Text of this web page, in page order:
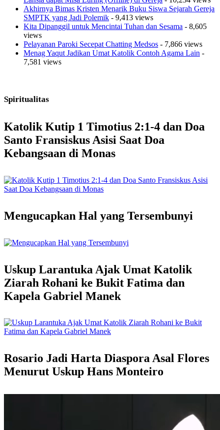
Akhirnya Bimas Kristen Menarik Buku Siswa Sejarah Gereja
SMPTK yang Jadi Polemik - 9,413 views
Kita Dipanggil untuk Mencintai Tuhan dan Sesama - 8,605
views
Pelayanan Paroki Secepat Chatting Medsos - 7,866 views
Menag Yaqut Jadikan Umat Katolik Contoh Agama Lain -
7,581 views
Spiritualitas
Katolik Kutip 1 Timotius 2:1-4 dan Doa
Santo Fransiskus Asisi Saat Doa
Kebangsaan di Monas
Mengucapkan Hal yang Tersembunyi
Uskup Larantuka Ajak Umat Katolik
Ziarah Rohani ke Bukit Fatima dan
Kapela Gabriel Manek
Rosario Jadi Harta Diaspora Asal Flores
Menurut Uskup Hans Monteiro